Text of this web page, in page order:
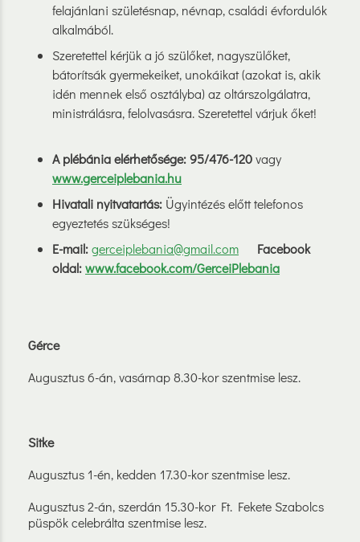
felajánlani születésnap, névnap, családi évfordulók
alkalmából.
Szeretettel kérjük a jó szülőket, nagyszülőket,
bátorítsák gyermekeiket, unokáikat (azokat is, akik
idén mennek első osztályba) az oltárszolgálatra,
ministrálásra, felolvasásra. Szeretettel várjuk őket!
A plébánia elérhetősége: 95/476-120vagy
www.gerceiplebania.hu
Hivatali nyitvatartás: Ügyintézés előtt telefonos
egyeztetés szükséges!
E-mail:gerceiplebania@gmail.com Facebook
oldal:www.facebook.com/GerceiPlebania
Gérce
Augusztus 6-án, vasárnap 8.30-kor szentmise lesz.
Sitke
Augusztus 1-én, kedden 17.30-kor szentmise lesz.
Augusztus 2-án, szerdán 15.30-kor Ft. Fekete Szabolcs
püspök celebrálta szentmise lesz.